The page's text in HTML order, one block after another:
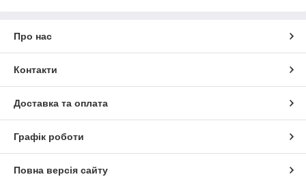
Про нас
Контакти
Доставка та оплата
Графік роботи
Повна версія сайту